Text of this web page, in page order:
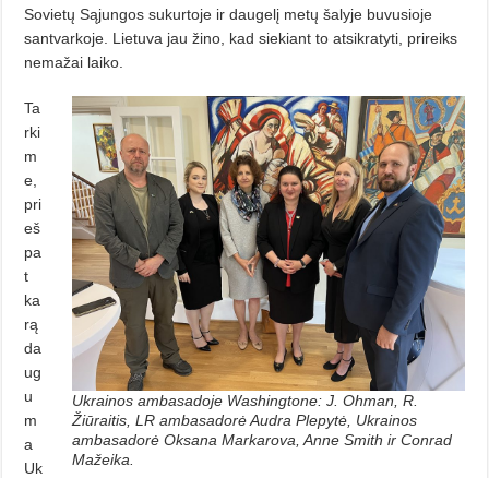
Sovietų Sąjungos sukurtoje ir daugelį metų šalyje buvusioje
santvarkoje. Lietuva jau ži­no, kad siekiant to atsikratyti, prireiks
nemažai laiko.
Ukrainos ambasadoje Washingtone: J. Ohman, R.
Žiūraitis, LR ambasadorė Audra Plepytė, Ukrainos
ambasadorė Oksana Markarova, Anne Smith ir Conrad
Mažeika.
Ta
rki
m
e,
pri
eš
pa
t
ka
rą
da
ug
u
m
a
Uk